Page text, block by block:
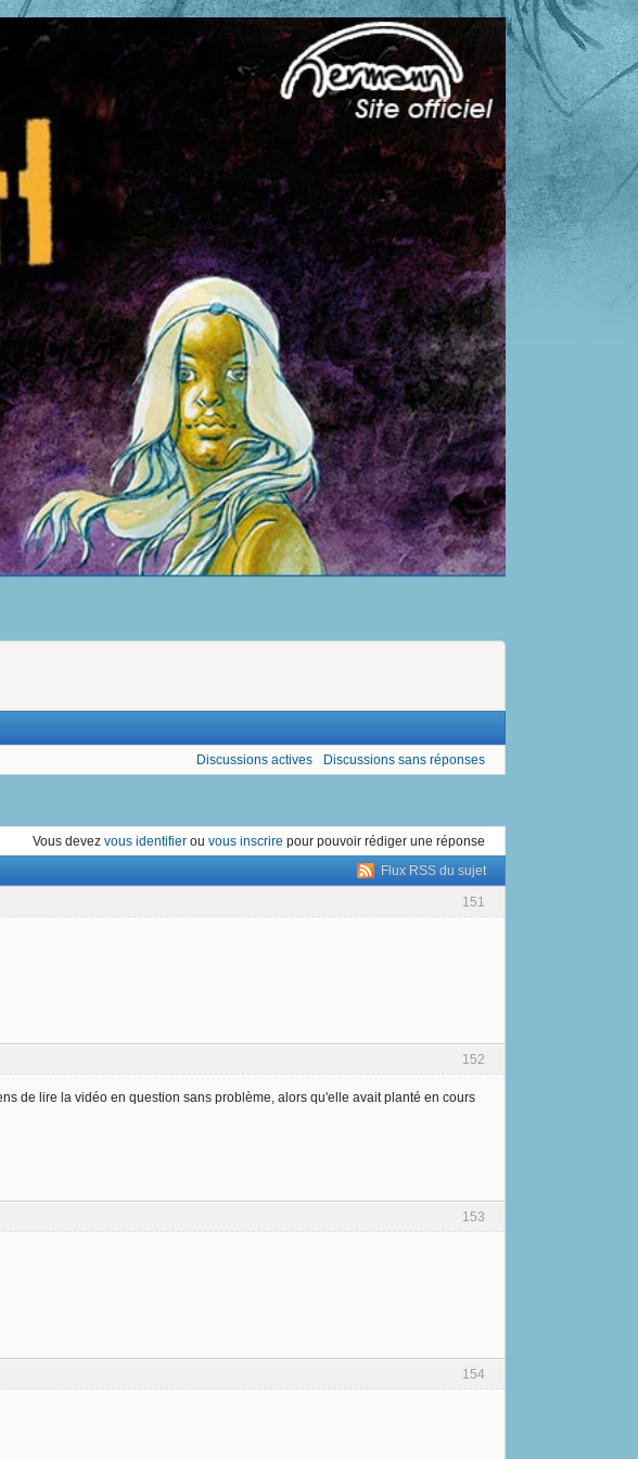
Discussions actives Discussions sans réponses
Vous devez vous identifier ou vous inscrire pour pouvoir rédiger une réponse
Flux RSS du sujet
151
152
de lire la vidéo en question sans problème, alors qu'elle avait planté en cours
153
154